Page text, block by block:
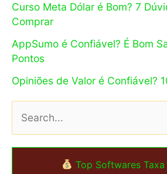
Curso Meta Dólar é Bom? 7
Comprar
AppSumo é Confiável? É Bom
Pontos
Opiniões de Valor é Confiável?
s
Top Softwares Taxa